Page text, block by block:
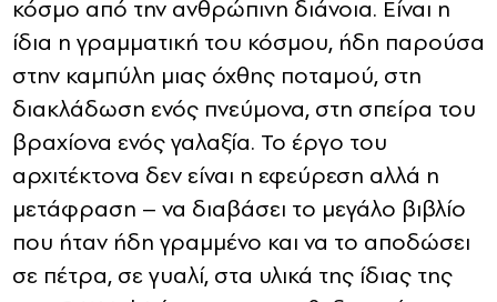
κόσμο από την ανθρώπινη διάνοια. Είναι η
ίδια η γραμματική του κόσμου, ήδη παρούσα
στην καμπύλη μιας όχθης ποταμού, στη
διακλάδωση ενός πνεύμονα, στη σπείρα του
βραχίονα ενός γαλαξία. Το έργο του
αρχιτέκτονα δεν είναι η εφεύρεση αλλά η
μετάφραση – να διαβάσει το μεγάλο βιβλίο
που ήταν ήδη γραμμένο και να το αποδώσει
σε πέτρα, σε γυαλί, στα υλικά της ίδιας της